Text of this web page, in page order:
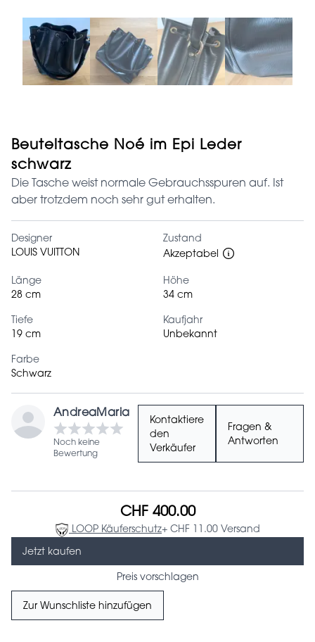
Beuteltasche Noé im Epi Leder
schwarz
Die Tasche weist normale Gebrauchsspuren auf. Ist
aber trotzdem noch sehr gut erhalten.
Designer
LOUIS VUITTON
Zustand
Akzeptabel
Länge
28 cm
Höhe
34 cm
Tiefe
19 cm
Kaufjahr
Unbekannt
Farbe
Schwarz
AndreaMaria
Noch keine
Bewertung
Kontaktiere
den
Verkäufer
Fragen &
Antworten
CHF 400.00
LOOP Käuferschutz+ CHF 11.00 Versand
Jetzt kaufen
Preis vorschlagen
Zur Wunschliste hinzufügen